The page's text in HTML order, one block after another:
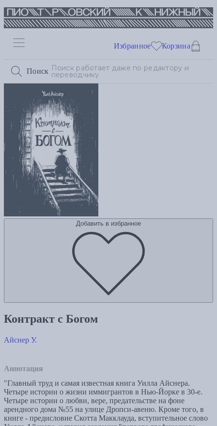
Поиск
Избранное Корзина
Добавить в избранное
Контракт с Богом
Айснер У.
Аннотация
"Главный труд и самая известная книга Уилла Айснера.
Четыре истории о жизни иммигрантов в Нью-Йорке в 30-е.
Четыре истории о любви, вере, предательстве на фоне
арендного дома №55 на улице Дропси-авеню. Кроме того, в
книге - предисловие Скотта Макклауда, вступительное слово